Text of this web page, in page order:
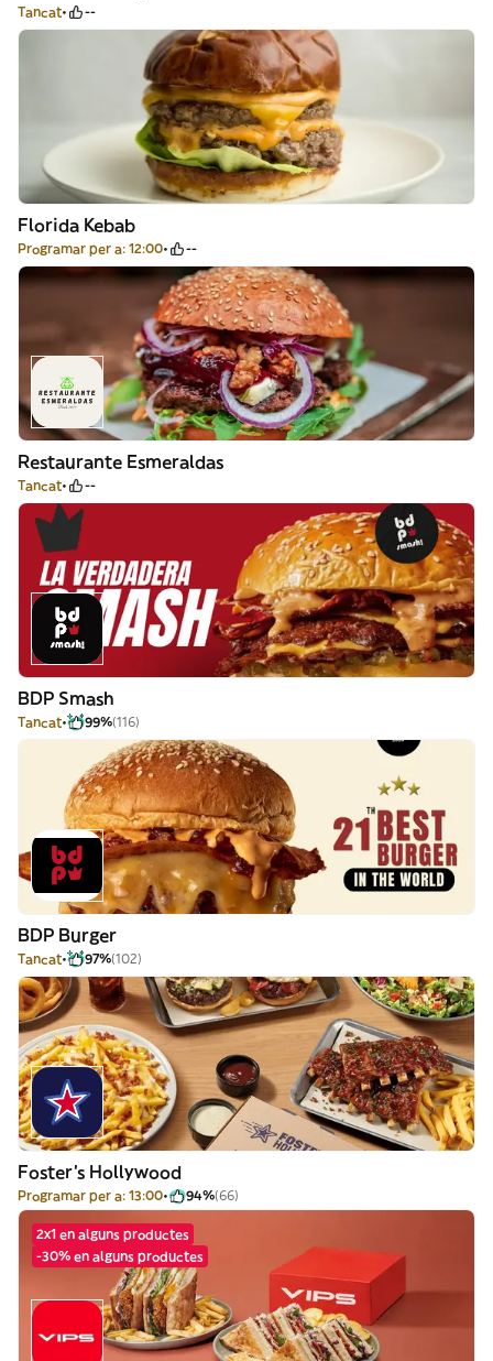
Tancat --
Florida Kebab
Programar per a: 12:00 --
Restaurante Esmeraldas
Tancat --
BDP Smash
Tancat 99%(116)
BDP Burger
Tancat 97%(102)
Foster's Hollywood
Programar per a: 13:00 94%(66)
2x1 en alguns productes
-30% en alguns productes